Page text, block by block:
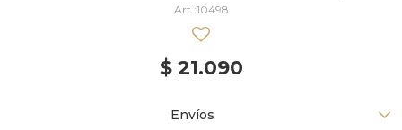
10498
$ 21.090
Envíos